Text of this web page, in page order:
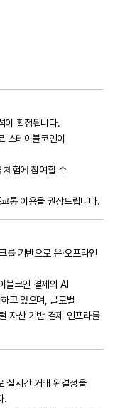
이 확정됩니다.
스테이블코인이
체험에 참여할 수
통 이용을 권장드립니다.
기반으로 온·오프라인
블코인 결제와 AI
고 있으며, 글로벌
자산 기반 결제 인프라를
실시간 거래 완결성을
.